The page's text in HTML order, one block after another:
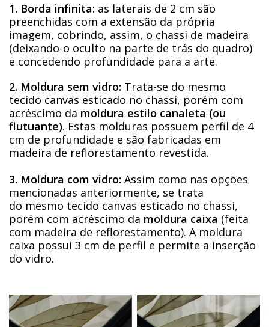
1. Borda infinita: as laterais de 2 cm são
preenchidas com a extensão da própria
imagem, cobrindo, assim, o chassi de madeira
(deixando-o oculto na parte de trás do quadro)
e concedendo profundidade para a arte.
2. Moldura sem vidro: Trata-se do mesmo
tecido canvas esticado no chassi, porém com
acréscimo da moldura estilo canaleta (ou
flutuante). Estas molduras possuem perfil de 4
cm de profundidade e são fabricadas em
madeira de reflorestamento revestida.
3. Moldura com vidro: Assim como nas opções
mencionadas anteriormente, se trata
do mesmo tecido canvas esticado no chassi,
porém com acréscimo da moldura caixa (feita
com madeira de reflorestamento). A moldura
caixa possui 3 cm de perfil e permite a inserção
do vidro.